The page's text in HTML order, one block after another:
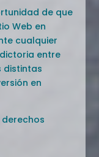
de que
Web en
cualquier
entre
distintas
en
derechos